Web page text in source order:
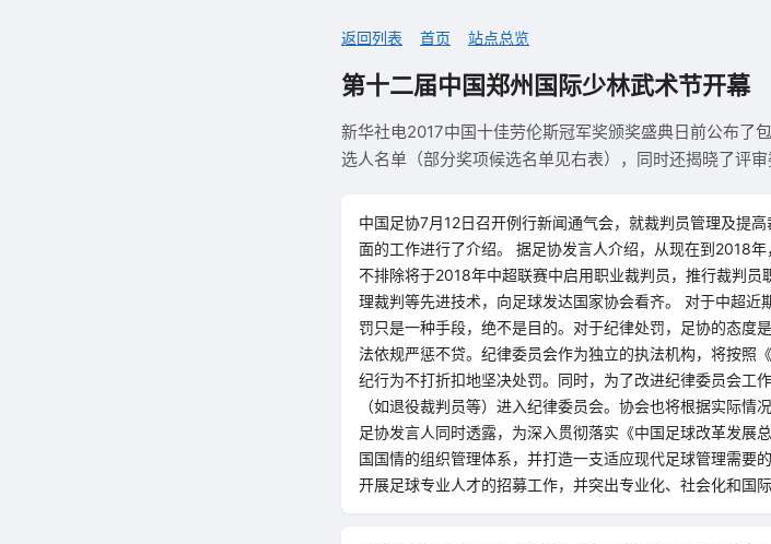
返回列表 首页 站点总览
第十二届中国郑州国际少林武术节开幕
新华社电2017中国十佳劳伦斯冠军奖颁奖盛典日前公布了
选人名单（部分奖项候选名单见右表），同时还揭晓了评审
中国足协7月12日召开例行新闻通气会，就裁判员管理及提
面的工作进行了介绍。 据足协发言人介绍，从现在到2018
不排除将于2018年中超联赛中启用职业裁判员，推行裁判
理裁判等先进技术，向足球发达国家协会看齐。 对于中超
罚只是一种手段，绝不是目的。对于纪律处罚，足协的态度
法依规严惩不贷。纪律委员会作为独立的执法机构，将按照
纪行为不打折扣地坚决处罚。同时，为了改进纪律委员会工
（如退役裁判员等）进入纪律委员会。协会也将根据实际情
足协发言人同时透露，为深入贯彻落实《中国足球改革发展
国国情的组织管理体系，并打造一支适应现代足球管理需要
开展足球专业人才的招募工作，并突出专业化、社会化和国